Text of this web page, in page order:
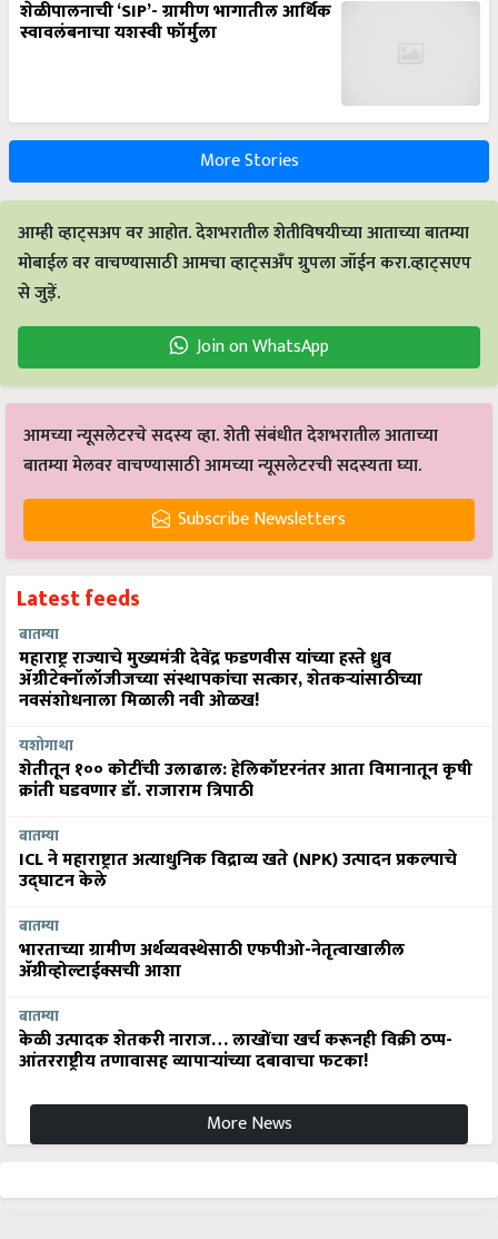
शेळीपालनाची ‘SIP’- ग्रामीण भागातील आर्थिक
स्वावलंबनाचा यशस्वी फॉर्मुला
More Stories
आम्ही व्हाट्सअप वर आहोत. देशभरातील शेतीविषयीच्या आताच्या बातम्या
मोबाईल वर वाचण्यासाठी आमचा व्हाट्सअँप ग्रुपला जॉईन करा.व्हाट्सएप
से जुड़ें.
Join on WhatsApp
आमच्या न्यूसलेटरचे सदस्य व्हा. शेती संबंधीत देशभरातील आताच्या
बातम्या मेलवर वाचण्यासाठी आमच्या न्यूसलेटरची सदस्यता घ्या.
Subscribe Newsletters
Latest feeds
बातम्या
महाराष्ट्र राज्याचे मुख्यमंत्री देवेंद्र फडणवीस यांच्या हस्ते ध्रुव
ॲग्रीटेक्नॉलॉजीजच्या संस्थापकांचा सत्कार, शेतकऱ्यांसाठीच्या
नवसंशोधनाला मिळाली नवी ओळख!
यशोगाथा
शेतीतून १०० कोटींची उलाढाल: हेलिकॉप्टरनंतर आता विमानातून कृषी
क्रांती घडवणार डॉ. राजाराम त्रिपाठी
बातम्या
ICL ने महाराष्ट्रात अत्याधुनिक विद्राव्य खते (NPK) उत्पादन प्रकल्पाचे
उद्घाटन केले
बातम्या
भारताच्या ग्रामीण अर्थव्यवस्थेसाठी एफपीओ-नेतृत्वाखालील
अ‍ॅग्रीव्होल्टाईक्सची आशा
बातम्या
केळी उत्पादक शेतकरी नाराज… लाखोंचा खर्च करूनही विक्री ठप्प-
आंतरराष्ट्रीय तणावासह व्यापाऱ्यांच्या दबावाचा फटका!
More News